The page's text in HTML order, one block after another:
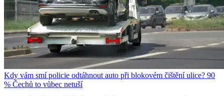
Kdy vám smí policie odtáhnout auto při blokovém čištění ulice? 90
% Čechů to vůbec netuší